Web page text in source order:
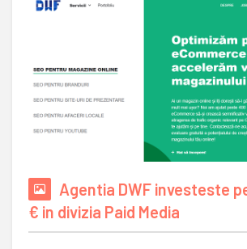
Agentia DWF investeste
€ in divizia Paid Media